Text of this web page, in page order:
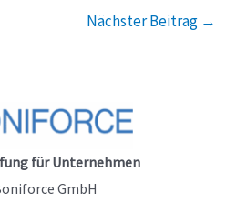
Nächster Beitrag →
für Unternehmen
GmbH